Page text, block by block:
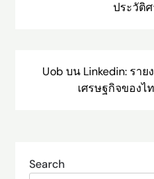
ประวัติ
Uob บน Linkedin: รา
เศรษฐกิจของไ
Search